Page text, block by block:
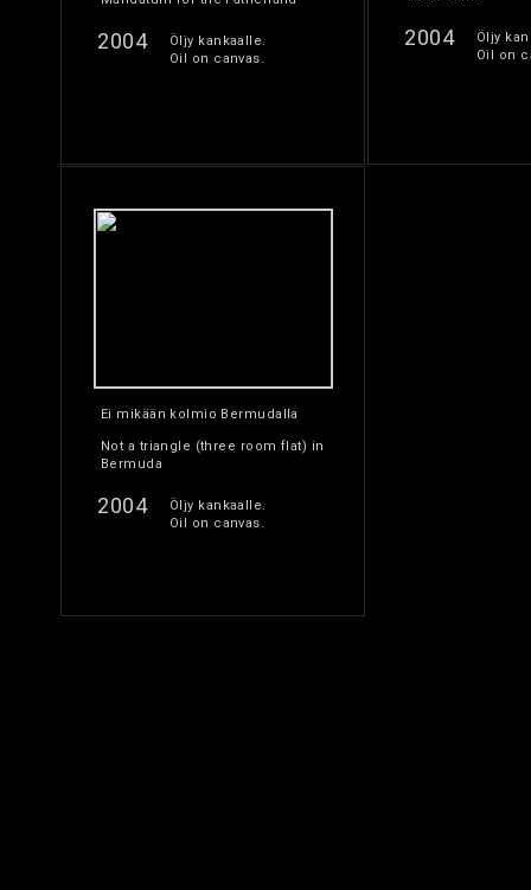
2004
Öljy kankaalle.
Oil on canvas.
2004
Öljy
Oil on
Ei mikään kolmio Bermudalla
Not a triangle (three room flat) in
Bermuda
2004
Öljy kankaalle.
Oil on canvas.